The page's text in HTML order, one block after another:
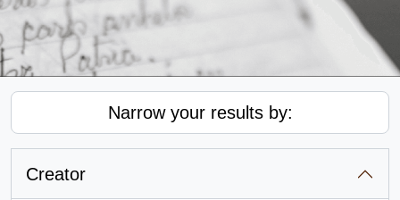
Narrow your results by:
Creator